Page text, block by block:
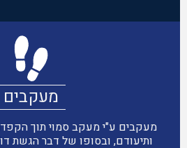
מעקבים
מעקבים ע"י מעקב סמוי תוך
ותיעודם, ובסופו של דבר הגשת